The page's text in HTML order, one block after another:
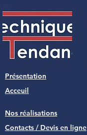
Présentation
Nos réalisations
Contacts / Devis en ligne
Acceuil